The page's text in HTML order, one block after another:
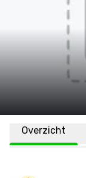
Overzicht